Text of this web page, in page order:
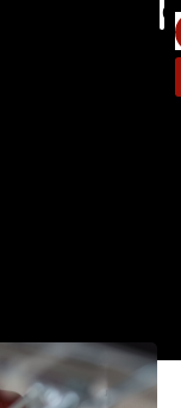
sistemas